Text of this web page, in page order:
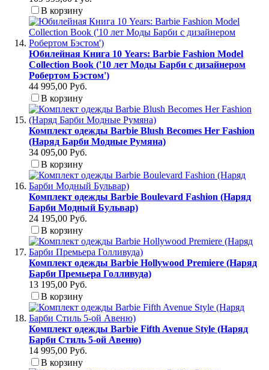
В корзину
Юбилейная Книга 10 Years: Barbie Fashion Model
Collection Book ('10 лет Моды Барби с дизайнером
Робертом Бэстом')
44 995,00 Руб.
В корзину
Комплект одежды Barbie Blush Becomes Her Fashion
(Наряд Барби Модные Румяна)
34 095,00 Руб.
В корзину
Комплект одежды Barbie Boulevard Fashion (Наряд
Барби Модный Бульвар)
24 195,00 Руб.
В корзину
Комплект одежды Barbie Hollywood Premiere (Наряд
Барби Премьера Голливуда)
13 195,00 Руб.
В корзину
Комплект одежды Barbie Fifth Avenue Style (Наряд
Барби Стиль 5-ой Авеню)
14 995,00 Руб.
В корзину